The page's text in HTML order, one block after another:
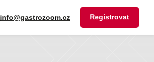
info@gastrozoom.cz Registrovat